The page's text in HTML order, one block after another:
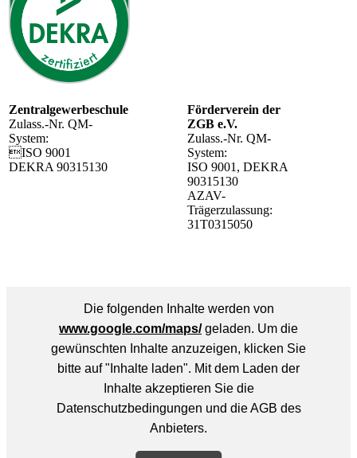
Zentralgewerbeschule
Zulass.-Nr. QM-
System:
ISO 9001
DEKRA 90315130
Förderverein der
ZGB e.V.
Zulass.-Nr. QM-
System:
ISO 9001, DEKRA
90315130
AZAV-
Trägerzulassung:
31T0315050